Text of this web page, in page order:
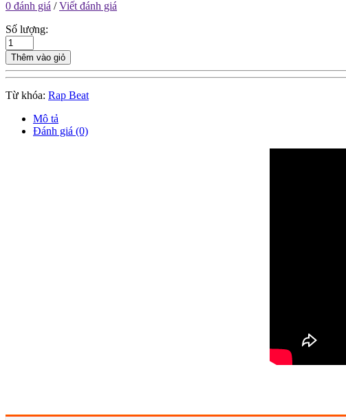
0 đánh giá /Viết đánh giá
Số lượng:
Thêm vào giỏ
Từ khóa: Rap Beat
Mô tả
Đánh giá (0)